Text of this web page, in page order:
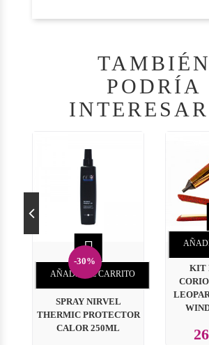
TAMBIÉN
PODRÍA
-30%

AÑADIR AL CARRITO
SPRAY NIRVEL
THERMIC PROTECTOR
CALOR 250ML
KIT